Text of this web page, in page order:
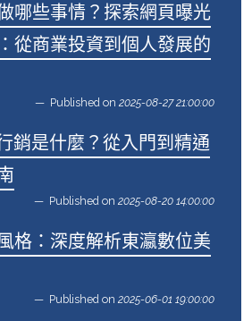
哪些事情？探索網頁曝光
從商業投資到個人發展的
Published on 2025-08-27 21:00:00
銷是什麼？從入門到精通
Published on 2025-08-20 14:00:00
格：深度解析東瀛數位美
Published on 2025-06-01 19:00:00